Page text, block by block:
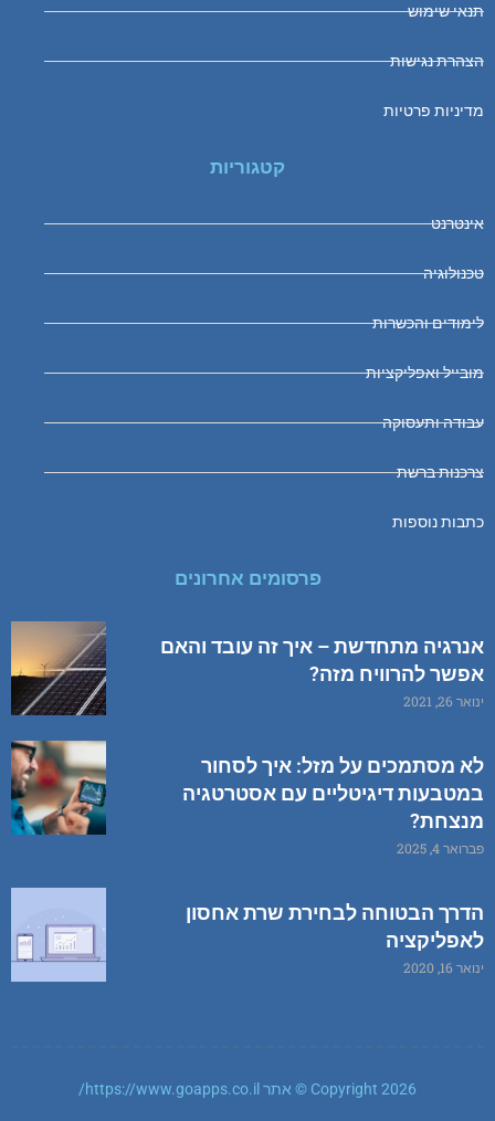
תנאי שימוש
הצהרת נגישות
מדיניות פרטיות
קטגוריות
אינטרנט
טכנולוגיה
לימודים והכשרות
מובייל ואפליקציות
עבודה ותעסוקה
צרכנות ברשת
כתבות נוספות
פרסומים אחרונים
אנרגיה מתחדשת – איך זה עובד והאם
אפשר להרוויח מזה?
ינואר 26, 2021
לא מסתמכים על מזל: איך לסחור
במטבעות דיגיטליים עם אסטרטגיה
מנצחת?
פברואר 4, 2025
הדרך הבטוחה לבחירת שרת אחסון
לאפליקציה
ינואר 16, 2020
Copyright 2026 © אתר https://www.goapps.co.il/